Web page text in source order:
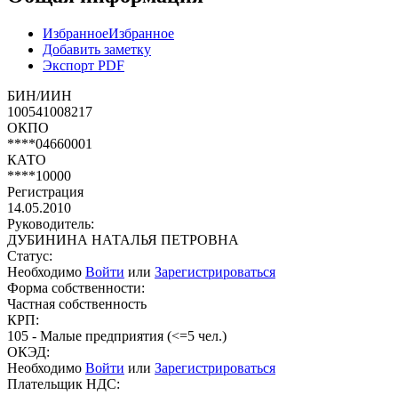
ИзбранноеИзбранное
Добавить заметку
Экспорт PDF
БИН/ИИН
100541008217
ОКПО
****04660001
КАТО
****10000
Регистрация
14.05.2010
Руководитель:
ДУБИНИНА НАТАЛЬЯ ПЕТРОВНА
Статус:
Необходимо Войти или Зарегистрироваться
Форма собственности:
Частная собственность
КРП:
105 - Малые предприятия (<=5 чел.)
ОКЭД:
Необходимо Войти или Зарегистрироваться
Плательщик НДС: